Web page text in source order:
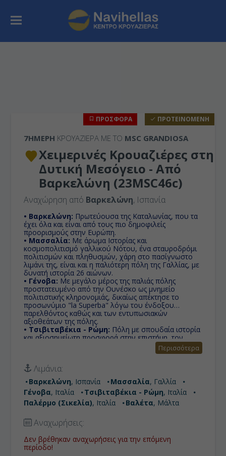
ΠΡΟΣΦΟΡΑ ΠΡΟΤΕΙΝΟΜΕΝΗ
7ΉΜΕΡΗ ΚΡΟΥΑΖΙΕΡΑ ΜΕ ΤΟ MSC GRANDIOSA
Χειμερινές Κρουαζιέρες στη
Δυτική Μεσόγειο - Από
Βαρκελώνη (23MSC46c)
Αναχώρηση από Βαρκελώνη, Ισπανία
• Βαρκελώνη: Πρωτεύουσα της Καταλωνίας, που τα
έχει όλα και είναι από τους πιο δημοφιλείς
προορισμούς στην Ευρώπη.
• Μασσαλία: Με άρωμα Ιστορίας και
κοσμοπολιτισμό γαλλικού Νότου, ένα σταυροδρόμι
πολιτισμών και πληθυσμών, χάρη στο πασίγνωστο
λιμάνι της, είναι και η παλιότερη πόλη της Γαλλίας, με
δυνατή ιστορία 26 αιώνων.
• Γένοβα: Με μεγάλο μέρος της παλιάς πόλης
προστατευμένο από την Ουνέσκο ως μνημείο
πολιτιστικής κληρονομιάς, δικαίως απέκτησε το
προσωνύμιο "la Superba" λόγω του ένδοξου
παρελθόντος καθώς και των εντυπωσιακών
αξιοθεάτων της πόλης.
• Τσιβιταβέκια - Ρώμη: Πόλη με σπουδαία ιστορία
και αξιοσημείωτη προσφορά στην επιστήμη, τον
πολιτισμό και τις τέχνες. Γι' αυτό το λόγο, καθώς και
για τα πολυάριθμα και εξαιρετικής ομορφιάς μνημεία
της, της έχει αποδοθεί η προσωνυμία «η αιώνια
πόλη»
• Παλέρμο (Σικελία):Πρωτεύουσα της Σικελίας, το
μεγαλύτερο νησί της Μεσογείου και αυτόνομη
περιοχή της Ιταλίας, το Παλέρμο σίγουρα θα σας
συναρπάσει. Ξεχάστε ό,τι έχετε δει στις ταινίες περί
σικελικής μαφίας και αφεθείτε στη μυστηριώδη αυτή
πόλη!
• Βαλέτα:Ολόκληρη η πόλη είναι ένα υπαίθριο
μουσείο, με έντονα στοιχεία μπαρόκ αρχιτεκτονικής
και έχει ανακηρυχθεί από την Ουνέσκο ως μνημείο
παγκόσμιας πολιτιστικής κληρονομιάς.
Περισσότερα
Λιμάνια:
Βαρκελώνη, Ισπανία Μασσαλία, Γαλλία
Γένοβα, Ιταλία Τσιβιταβέκια - Ρώμη, Ιταλία
Παλέρμο (Σικελία), Ιταλία Βαλέτα, Μάλτα
Αναχωρήσεις:
Δεν βρέθηκαν αναχωρήσεις για την επόμενη
περίοδο!